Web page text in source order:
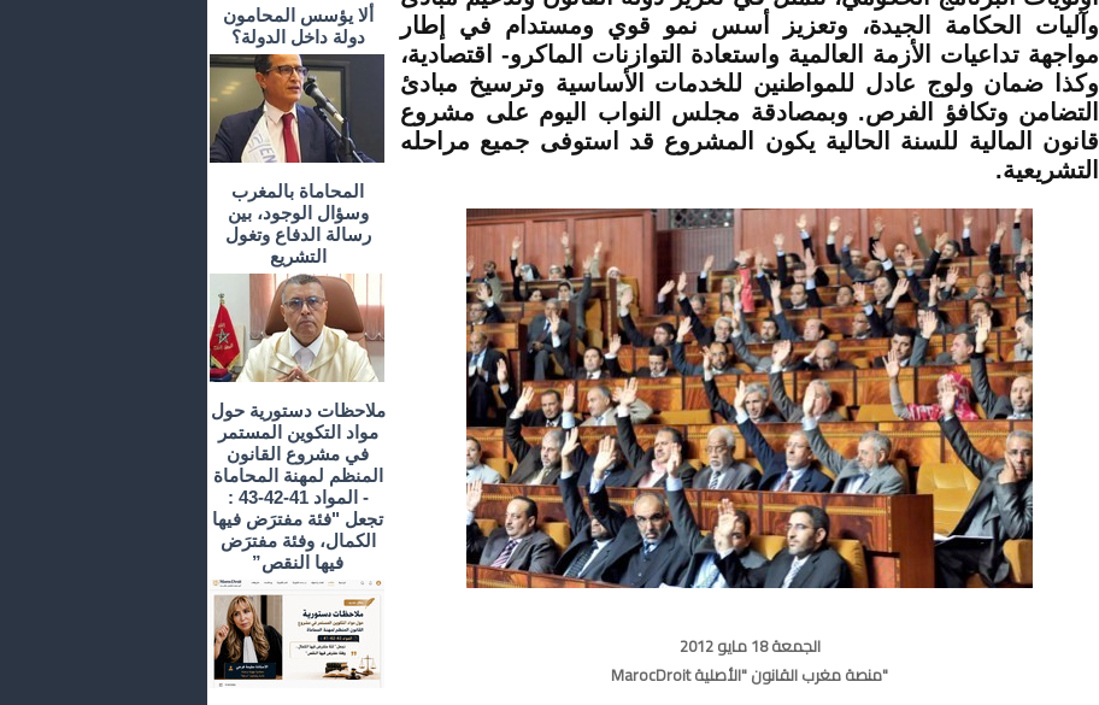
ألا يؤسس المحامون
دولة داخل الدولة؟
المحاماة بالمغرب
وسؤال الوجود، بين
رسالة الدفاع وتغول
التشريع
ملاحظات دستورية حول
مواد التكوين المستمر
في مشروع القانون
المنظم لمهنة المحاماة
- المواد 41-42-43 :
تجعل "فئة مفترَض فيها
الكمال، وفئة مفترَض
فيها النقص”
وآليات الحكامة الجيدة، وتعزيز أسس نمو قوي ومستدام في إطار
مواجهة تداعيات الأزمة العالمية واستعادة التوازنات الماكرو- اقتصادية،
وكذا ضمان ولوج عادل للمواطنين للخدمات الأساسية وترسيخ مبادئ
التضامن وتكافؤ الفرص. وبمصادقة مجلس النواب اليوم على مشروع
قانون المالية للسنة الحالية يكون المشروع قد استوفى جميع مراحله
التشريعية.
الجمعة 18 مايو 2012
MarocDroit منصة مغرب القانون "الأصلية"